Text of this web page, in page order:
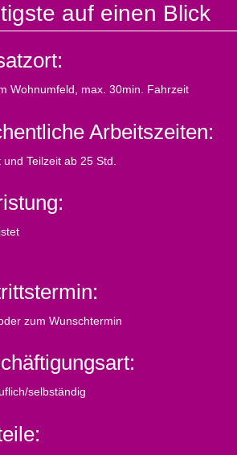
auf einen Blick
Wohnumfeld, max. 30min. Fahrzeit
Arbeitszeiten:
und Teilzeit ab 25 Std.
zum Wunschtermin
selbständig